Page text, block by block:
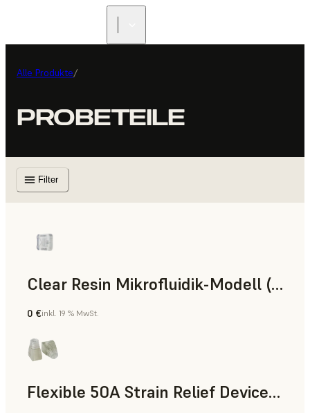
Alle Produkte/
PROBETEILE
Filter
Clear Resin Mikrofluidik-Modell (Form 4)
Standard
0 €inkl. 19 % MwSt.
Flexible 50A Strain Relief Device (Form 4)